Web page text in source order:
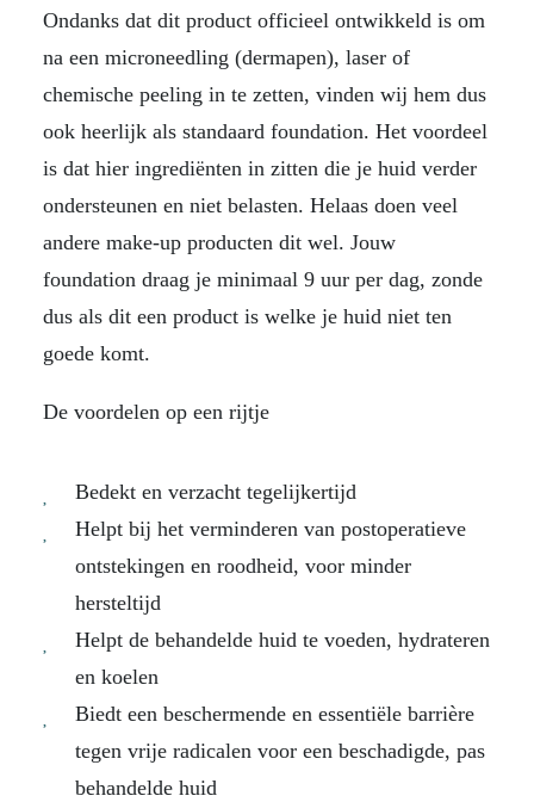
Ondanks dat dit product officieel ontwikkeld is om
na een microneedling (dermapen), laser of
chemische peeling in te zetten, vinden wij hem dus
ook heerlijk als standaard foundation. Het voordeel
is dat hier ingrediënten in zitten die je huid verder
ondersteunen en niet belasten. Helaas doen veel
andere make-up producten dit wel. Jouw
foundation draag je minimaal 9 uur per dag, zonde
dus als dit een product is welke je huid niet ten
goede komt.
De voordelen op een rijtje
Bedekt en verzacht tegelijkertijd
Helpt bij het verminderen van postoperatieve
ontstekingen en roodheid, voor minder
hersteltijd
Helpt de behandelde huid te voeden, hydrateren
en koelen
Biedt een beschermende en essentiële barrière
tegen vrije radicalen voor een beschadigde, pas
behandelde huid